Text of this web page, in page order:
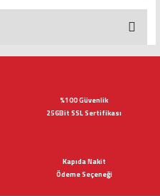
%100 Güvenlik
256Bit SSL Sertifikası
Kapıda Nakit
Ödeme Seçeneği